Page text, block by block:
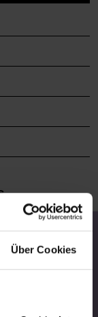
Über Cookies